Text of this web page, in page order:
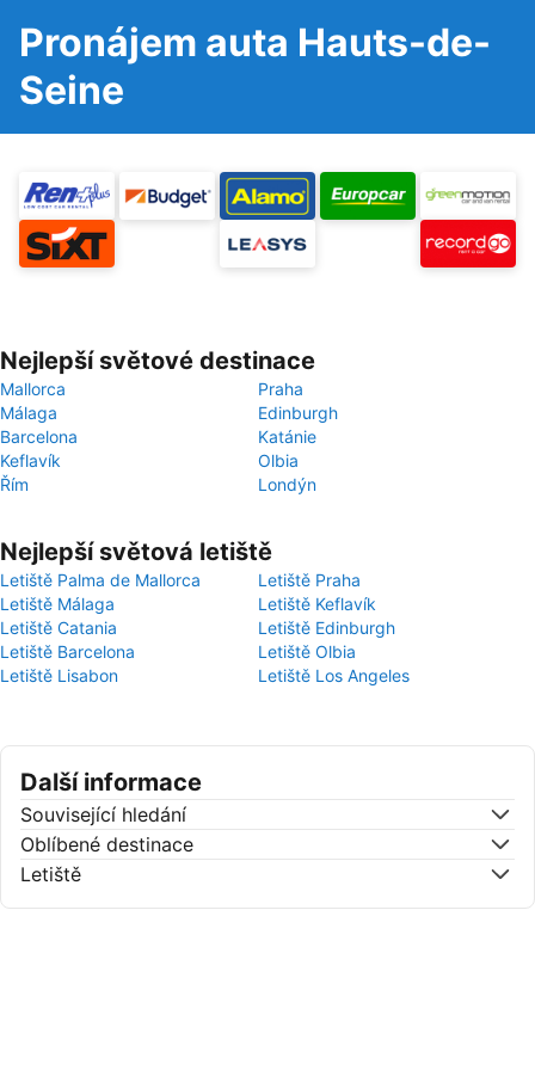
Pronájem auta Hauts-de-
Seine
Nejlepší světové destinace
Mallorca
Praha
Málaga
Edinburgh
Barcelona
Katánie
Keflavík
Olbia
Řím
Londýn
Nejlepší světová letiště
Letiště Palma de Mallorca
Letiště Praha
Letiště Málaga
Letiště Keflavík
Letiště Catania
Letiště Edinburgh
Letiště Barcelona
Letiště Olbia
Letiště Lisabon
Letiště Los Angeles
Další informace
Související hledání
Oblíbené destinace
Letiště